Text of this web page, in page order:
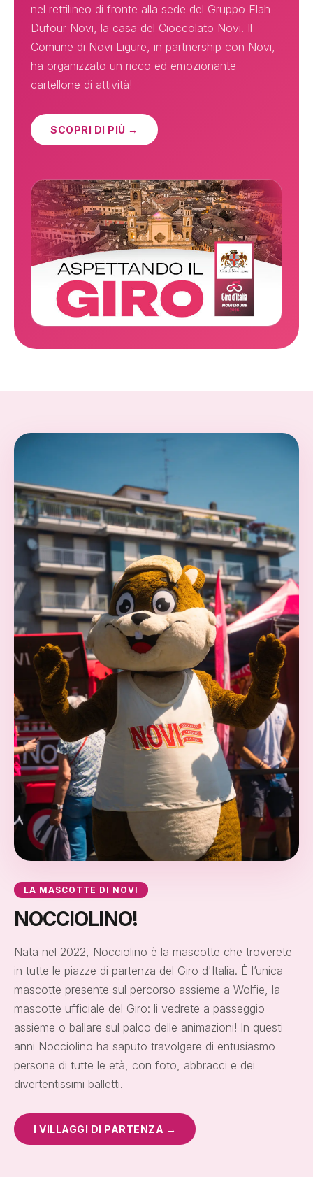
nel rettilineo di fronte alla sede del Gruppo Elah
Dufour Novi, la casa del Cioccolato Novi. Il
Comune di Novi Ligure, in partnership con Novi,
ha organizzato un ricco ed emozionante
cartellone di attività!
SCOPRI DI PIÙ →
LA MASCOTTE DI NOVI
NOCCIOLINO!
Nata nel 2022, Nocciolino è la mascotte che troverete
in tutte le piazze di partenza del Giro d'Italia. È l’unica
mascotte presente sul percorso assieme a Wolfie, la
mascotte ufficiale del Giro: li vedrete a passeggio
assieme o ballare sul palco delle animazioni! In questi
anni Nocciolino ha saputo travolgere di entusiasmo
persone di tutte le età, con foto, abbracci e dei
divertentissimi balletti.
I VILLAGGI DI PARTENZA →